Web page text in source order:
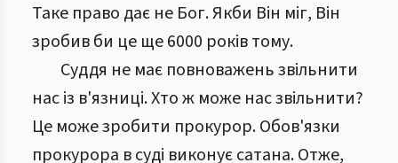
Таке право дає не Бог. Якби Він міг, Він
зробив би це ще 6000 років тому.
Суддя не має повноважень звільнити
нас із в'язниці. Хто ж може нас звільнити?
Це може зробити прокурор. Обов'язки
прокурора в суді виконує сатана. Отже,